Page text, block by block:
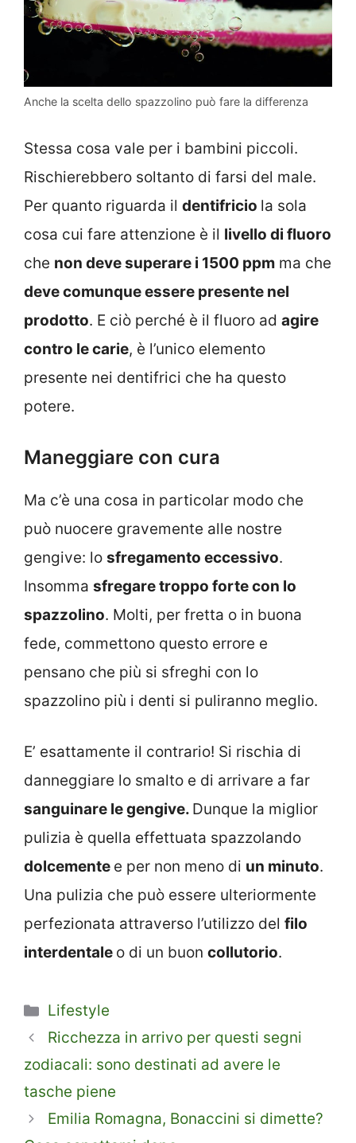
Anche la scelta dello spazzolino può fare la differenza
Stessa cosa vale per i bambini piccoli.
Rischierebbero soltanto di farsi del male.
Per quanto riguarda il dentifricio la sola
cosa cui fare attenzione è il livello di fluoro
che non deve superare i 1500 ppm ma che
deve comunque essere presente nel
prodotto. E ciò perché è il fluoro ad agire
contro le carie, è l’unico elemento
presente nei dentifrici che ha questo
potere.
Maneggiare con cura
Ma c’è una cosa in particolar modo che
può nuocere gravemente alle nostre
gengive: lo sfregamento eccessivo.
Insomma sfregare troppo forte con lo
spazzolino. Molti, per fretta o in buona
fede, commettono questo errore e
pensano che più si sfreghi con lo
spazzolino più i denti si puliranno meglio.
E’ esattamente il contrario! Si rischia di
danneggiare lo smalto e di arrivare a far
sanguinare le gengive. Dunque la miglior
pulizia è quella effettuata spazzolando
dolcemente e per non meno di un minuto.
Una pulizia che può essere ulteriormente
perfezionata attraverso l’utilizzo del filo
interdentale o di un buon collutorio.
Categorie
Lifestyle
Ricchezza in arrivo per questi segni
zodiacali: sono destinati ad avere le
tasche piene
Emilia Romagna, Bonaccini si dimette?